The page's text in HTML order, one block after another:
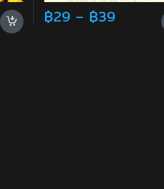
on the product page
฿29 – ฿39Price
This product has